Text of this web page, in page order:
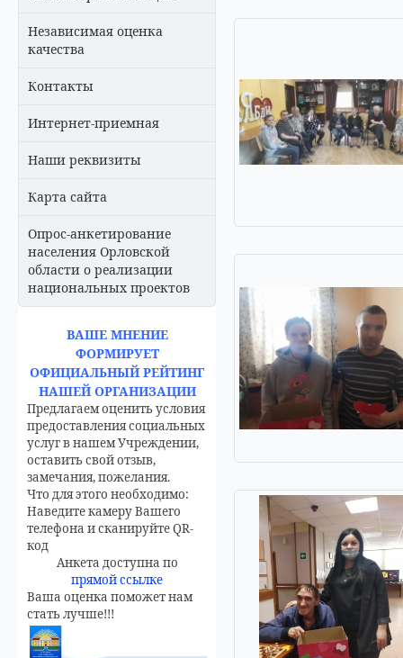
Независимая оценка
качества
Контакты
Интернет-приемная
Наши реквизиты
Карта сайта
Опрос-анкетирование
населения Орловской
области о реализации
национальных проектов
ВАШЕ МНЕНИЕ
ФОРМИРУЕТ
ОФИЦИАЛЬНЫЙ РЕЙТИНГ
НАШЕЙ ОРГАНИЗАЦИИ
Предлагаем оценить условия
предоставления социальных
услуг в нашем Учреждении,
оставить свой отзыв,
замечания, пожелания.
Что для этого необходимо:
Наведите камеру Вашего
телефона и сканируйте QR-
код
Анкета доступна по
прямой ссылке
Ваша оценка поможет нам
стать лучше!!!